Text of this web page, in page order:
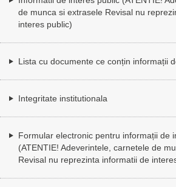
de munca si extrasele Revisal nu
interes public)
Lista cu documente ce conțin informații
Integritate institutionala
Formular electronic pentru informații de
(ATENTIE! Adeverintele, carnetele de
Revisal nu reprezinta informatii de